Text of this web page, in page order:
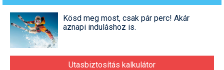
Kösd meg most, csak pár perc! Akár
aznapi induláshoz is.
Utasbiztosítás kalkulátor